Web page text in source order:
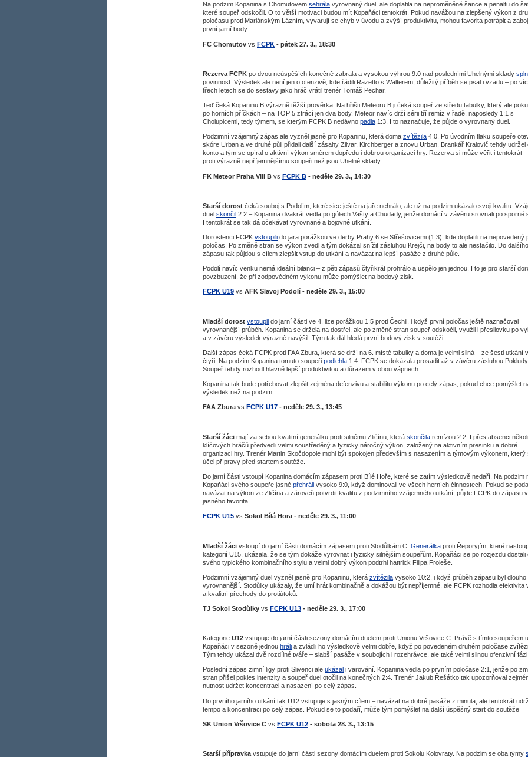
Na podzim Kopanina s Chomutovem sehrála vyrovnaný duel, ale doplatila na neproměněné šance a penaltu do
které soupeř odskočil. O to větší motivaci budou mít Kopaňáci tentokrát. Pokud navážou na zlepšený výkon z
poločasu proti Mariánským Lázním, vyvarují se chyb v úvodu a zvýší produktivitu, mohou favorita potrápit a
první jarní body.
FC Chomutov vs FCPK - pátek 27. 3., 18:30
Rezerva FCPK po dvou neúspěších konečně zabrala a vysokou výhrou 9:0 nad posledními Uhelnými sklady
povinnost. Výsledek ale není jen o ofenzivě, kde řádili Razetto s Walterem, důležitý příběh se psal i vzadu – po
třech letech se do sestavy jako hráč vrátil trenér Tomáš Pechar.
Teď čeká Kopaninu B výrazně těžší prověrka. Na hřišti Meteoru B ji čeká soupeř ze středu tabulky, který ale
po horních příčkách – na TOP 5 ztrácí jen dva body. Meteor navíc drží sérii tří remíz v řadě, naposledy 1:1 s
Cholupicemi, tedy týmem, se kterým FCPK B nedávno padla 1:3. I to naznačuje, že půjde o vyrovnaný duel.
Podzimní vzájemný zápas ale vyzněl jasně pro Kopaninu, která doma zvítězila 4:0. Po úvodním tlaku soupeře
skóre Urban a ve druhé půli přidali další zásahy Zilvar, Kirchberger a znovu Urban. Brankář Kralovič tehdy udržel
konto a tým se opíral o aktivní výkon směrem dopředu i dobrou organizaci hry. Rezerva si může věřit i tentokrát
proti výrazně nepříjemnějšímu soupeři než jsou Uhelné sklady.
FK Meteor Praha VIII B vs FCPK B - neděle 29. 3., 14:30
Starší dorost čeká souboj s Podolím, které sice ještě na jaře nehrálo, ale už na podzim ukázalo svoji kvalitu.
duel skončil 2:2 – Kopanina dvakrát vedla po gólech Vašty a Chudady, jenže domácí v závěru srovnali po sporné
I tentokrát se tak dá očekávat vyrovnané a bojovné utkání.
Dorostenci FCPK vstoupili do jara porážkou ve derby Prahy 6 se Střešovicemi (1:3), kde doplatili na nepovedený
poločas. Po změně stran se výkon zvedl a tým dokázal snížit zásluhou Krejči, na body to ale nestačilo. Do dalšího
zápasu tak půjdou s cílem zlepšit vstup do utkání a navázat na lepší pasáže z druhé půle.
Podolí navíc venku nemá ideální bilanci – z pěti zápasů čtyřikrát prohrálo a uspělo jen jednou. I to je pro starší
povzbuzení, že při zodpovědném výkonu může pomýšlet na bodový zisk.
FCPK U19 vs AFK Slavoj Podolí - neděle 29. 3., 15:00
Mladší dorost vstoupil do jarní části ve 4. lize porážkou 1:5 proti Čechii, i když první poločas ještě naznačoval
vyrovnanější průběh. Kopanina se držela na dostřel, ale po změně stran soupeř odskočil, využil i přesilovku po
a v závěru výsledek výrazně navýšil. Tým tak dál hledá první bodový zisk v soutěži.
Další zápas čeká FCPK proti FAA Zbura, která se drží na 6. místě tabulky a doma je velmi silná – ze šesti utkání
čtyři. Na podzim Kopanina tomuto soupeři podlehla 1:4. FCPK se dokázala prosadit až v závěru zásluhou Pokludy.
Soupeř tehdy rozhodl hlavně lepší produktivitou a důrazem v obou vápnech.
Kopanina tak bude potřebovat zlepšit zejména defenzivu a stabilitu výkonu po celý zápas, pokud chce pomýšlet
výsledek než na podzim.
FAA Zbura vs FCPK U17 - neděle 29. 3., 13:45
Starší žáci mají za sebou kvalitní generálku proti silnému Zličínu, která skončila remízou 2:2. I přes absenci
klíčových hráčů předvedli velmi soustředěný a fyzicky náročný výkon, založený na aktivním presinku a dobré
organizaci hry. Trenér Martin Skočdopole mohl být spokojen především s nasazením a týmovým výkonem, který
účel přípravy před startem soutěže.
Do jarní části vstoupí Kopanina domácím zápasem proti Bílé Hoře, které se zatím výsledkově nedaří. Na podzim
Kopaňáci svého soupeře jasně přehráli vysoko 9:0, když dominovali ve všech herních činnostech. Pokud se
navázat na výkon ze Zličína a zároveň potvrdit kvalitu z podzimního vzájemného utkání, půjde FCPK do zápasu
jasného favorita.
FCPK U15 vs Sokol Bílá Hora - neděle 29. 3., 11:00
Mladší žáci vstoupí do jarní části domácím zápasem proti Stodůlkám C. Generálka proti Řeporyjím, které
kategorií U15, ukázala, že se tým dokáže vyrovnat i fyzicky silnějším soupeřům. Kopaňáci se po rozjezdu dostali
svého typického kombinačního stylu a velmi dobrý výkon podtrhl hattrick Filipa Froleše.
Podzimní vzájemný duel vyzněl jasně pro Kopaninu, která zvítězila vysoko 10:2, i když průběh zápasu byl dlouho
vyrovnanější. Stodůlky ukázaly, že umí hrát kombinačně a dokážou být nepříjemné, ale FCPK rozhodla efektivita
a kvalitní přechody do protiútoků.
TJ Sokol Stodůlky vs FCPK U13 - neděle 29. 3., 17:00
Kategorie U12 vstupuje do jarní části sezony domácím duelem proti Unionu Vršovice C. Právě s tímto soupeřem
Kopaňáci v sezoně jednou hráli a zvládli ho výsledkově velmi dobře, když po povedeném druhém poločase
Tým tehdy ukázal dvě rozdílné tváře – slabší pasáže v soubojích i rozehrávce, ale také velmi silnou ofenzivní fázi.
Poslední zápas zimní ligy proti Slivenci ale ukázal i varování. Kopanina vedla po prvním poločase 2:1, jenže po
stran přišel pokles intenzity a soupeř duel otočil na konečných 2:4. Trenér Jakub Řešátko tak upozorňoval
nutnost udržet koncentraci a nasazení po celý zápas.
Do prvního jarního utkání tak U12 vstupuje s jasným cílem – navázat na dobré pasáže z minula, ale tentokrát
tempo a koncentraci po celý zápas. Pokud se to podaří, může tým pomýšlet na další úspěšný start do soutěže
SK Union Vršovice C vs FCPK U12 - sobota 28. 3., 13:15
Starší přípravka vstupuje do jarní části sezony domácím duelem proti Sokolu Kolovraty. Na podzim se oba týmy